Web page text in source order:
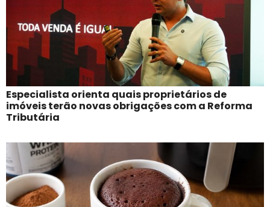
Especialista orienta quais proprietários de
imóveis terão novas obrigações com a Reforma
Tributária